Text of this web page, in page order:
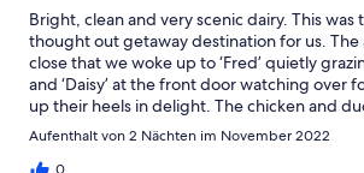
Bright, clean and very scenic dairy. This was
thought out getaway destination for us. The
close that we woke up to ‘Fred’ quietly
and ‘Daisy’ at the front door watching over
up their heels in delight. The chicken and
metres away and we had fun watering them
Aufenthalt von 2 Nächten im November 2022